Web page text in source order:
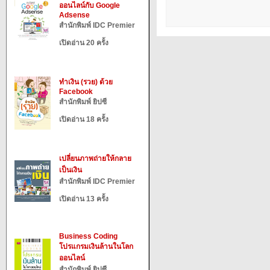
ออนไลน์กับ Google
Adsense
สำนักพิมพ์ IDC Premier
เปิดอ่าน 20 ครั้ง
ทำเงิน (รวย) ด้วย
Facebook
สำนักพิมพ์ ยิปซี
เปิดอ่าน 18 ครั้ง
เปลี่ยนภาพถ่ายให้กลาย
เป็นเงิน
สำนักพิมพ์ IDC Premier
เปิดอ่าน 13 ครั้ง
Business Coding
โปรแกรมเงินล้านในโลก
ออนไลน์